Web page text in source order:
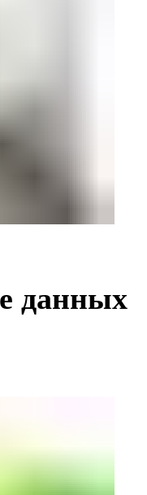
данных